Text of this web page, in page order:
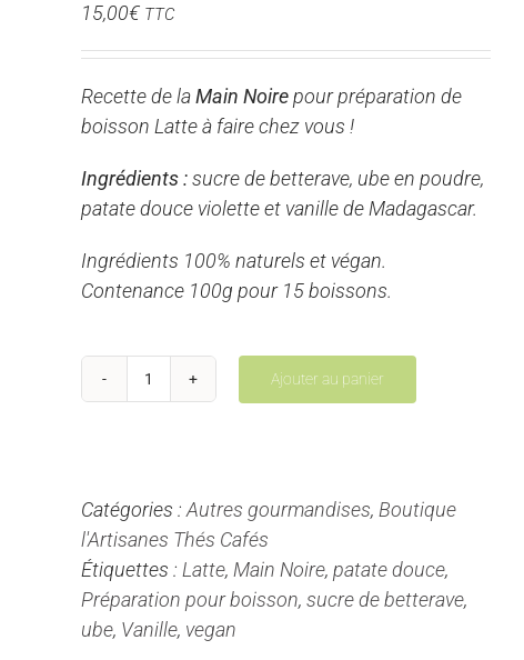
15,00€ TTC
Recette de laMain Noirepour préparation de
boisson Latte à faire chez vous !
Ingrédients :sucre de betterave, ube en poudre,
patate douce violette et vanille de Madagascar.
Ingrédients 100% naturels et végan.
Contenance 100g pour 15 boissons.
quantité
Barista
-
Ube
violet
&
Ajouter au panier
Catégories :Autres gourmandises, Boutique
l'Artisanes Thés Cafés
Étiquettes : Latte, Main Noire,patate douce,
Préparation pour boisson,sucre de betterave,
ube, Vanille, vegan